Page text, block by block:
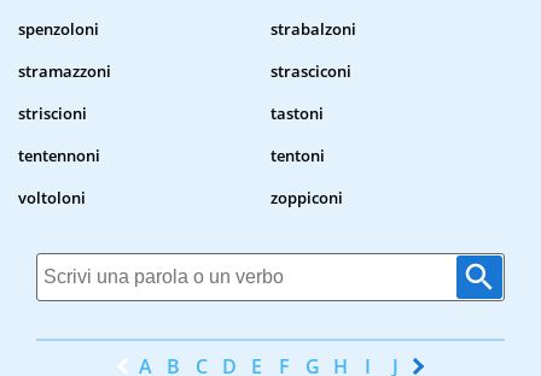
spenzoloni
strabalzoni
stramazzoni
strasciconi
striscioni
tastoni
tentennoni
tentoni
voltoloni
zoppiconi
A B C D E F G H I J K